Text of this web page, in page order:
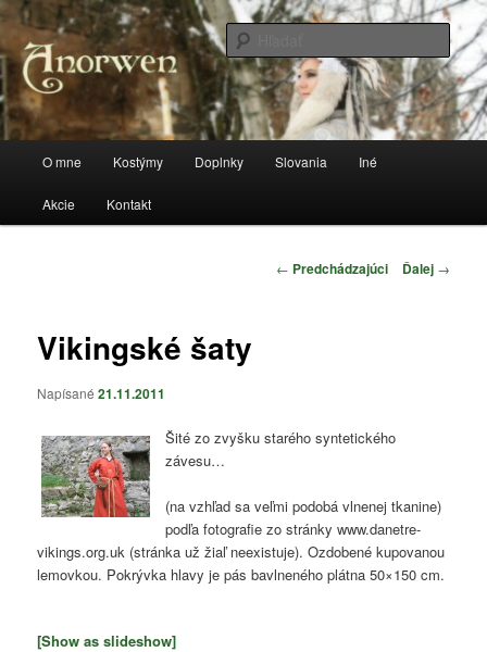
Preskočiť
primárny
obsahanorwen
Stránka o kostýmoch a všetkom, čo sa k tomu vzťahuje
O mne Kostýmy Doplnky Slovania Iné
Akcie Kontakt
Navigácia
← Predchádzajúci Ďalej →
Vikingské šaty
Napísané21.11.2011
Šité zo zvyšku starého syntetického
závesu…
(na vzhľad sa veľmi podobá vlnenej tkanine)
podľa fotografie zo stránky www.danetre-
vikings.org.uk (stránka už žiaľ neexistuje). Ozdobené kupovanou
lemovkou. Pokrývka hlavy je pás bavlneného plátna 50×150 cm.
[Show as slideshow]